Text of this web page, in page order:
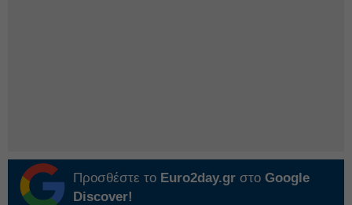
Προσθέστε το Euro2day.gr στο Google
Discover!